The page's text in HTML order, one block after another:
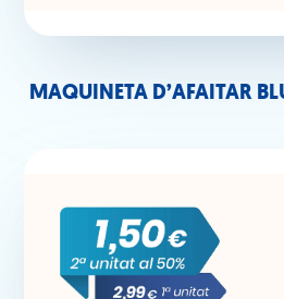
MAQUINETA D’AFAITAR